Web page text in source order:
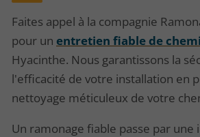
Faites appel à la compagnie
pour un entretien fiable de
Hyacinthe. Nous garantissons la
l'efficacité de votre installation en
nettoyage méticuleux de votre
Un ramonage fiable passe par une